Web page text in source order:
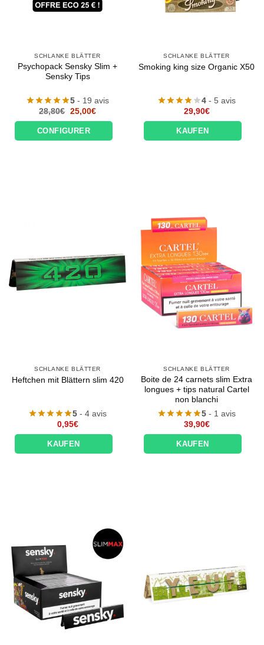
SCHLANKE BLÄTTER
Psychopack Sensky Slim +
Sensky Tips
5 - 19 avis
28,80€ Le
initial
était :
28,80€.
25,00€Le
actuel
25,00€.
CONFIGURER
SCHLANKE BLÄTTER
Smoking king size Organic X50
4 - 5 avis
29,90€
KAUFEN
SCHLANKE BLÄTTER
Heftchen mit Blättern slim 420
5 - 4 avis
0,95€
KAUFEN
SCHLANKE BLÄTTER
Boite de 24 carnets slim Extra
longues + tips natural Cartel
non blanchi
5 - 1 avis
39,90€
KAUFEN